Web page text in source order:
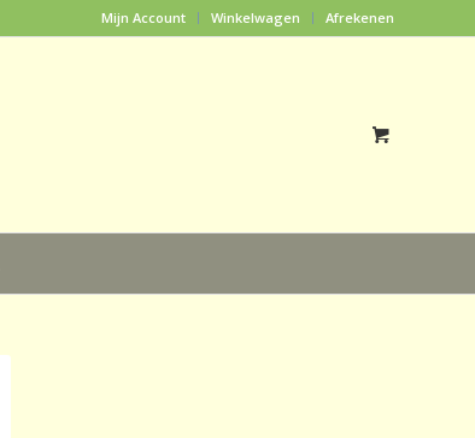
Mijn Account Winkelwagen Afrekenen